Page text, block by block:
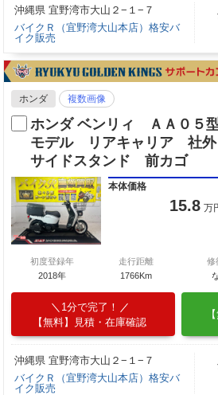
沖縄県 宜野湾市大山２−１−７
バイクＲ（宜野湾大山本店）格安バ
イク販売
ホンダ 複数画像
ホンダ ベンリィ ＡＡ０５
モデル リアキャリア 社
サイドスタンド 前カゴ
本体価格
15.8 万
初度登録年
2018年
走行距離
1766Km
修
1分で完了！
【無料】見積・在庫確認
沖縄県 宜野湾市大山２−１−７
バイクＲ（宜野湾大山本店）格安バ
イク販売